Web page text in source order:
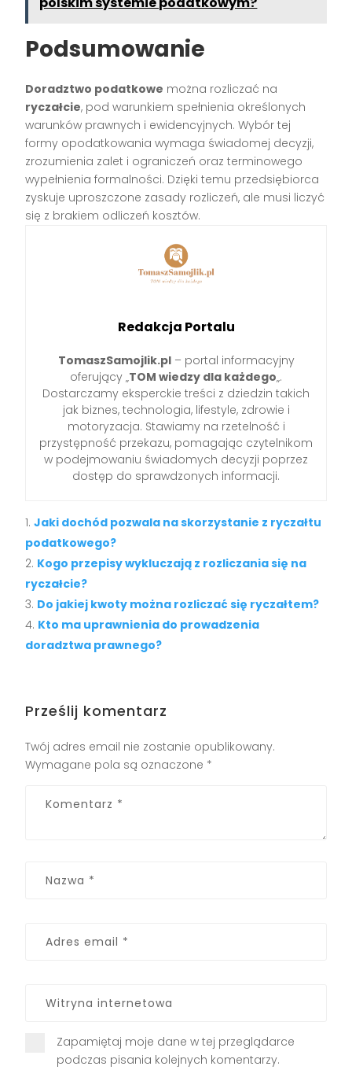
Podsumowanie
Doradztwo podatkowe można rozliczać na
ryczałcie, pod warunkiem spełnienia określonych
warunków prawnych i ewidencyjnych. Wybór tej
formy opodatkowania wymaga świadomej decyzji,
zrozumienia zalet i ograniczeń oraz terminowego
wypełnienia formalności. Dzięki temu przedsiębiorca
zyskuje uproszczone zasady rozliczeń, ale musi liczyć
się z brakiem odliczeń kosztów.
Redakcja Portalu
TomaszSamojlik.pl– portal informacyjny
oferujący „TOM wiedzy dla każdego„.
Dostarczamy eksperckie treści z dziedzin takich
jak biznes, technologia, lifestyle, zdrowie i
motoryzacja. Stawiamy na rzetelność i
przystępność przekazu, pomagając czytelnikom
w podejmowaniu świadomych decyzji poprzez
dostęp do sprawdzonych informacji.
Jaki dochód pozwala na skorzystanie z ryczałtu
podatkowego?
Kogo przepisy wykluczają z rozliczania się na
ryczałcie?
Do jakiej kwoty można rozliczać się ryczałtem?
Kto ma uprawnienia do prowadzenia
doradztwa prawnego?
Prześlij komentarz
Twój adres email nie zostanie opublikowany.
Wymagane pola są oznaczone *
Zapamiętaj moje dane w tej przeglądarce
podczas pisania kolejnych komentarzy.